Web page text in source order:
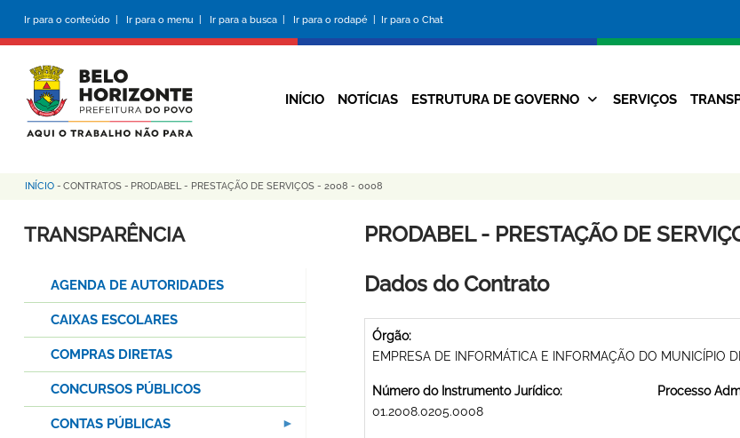
conteúdo
principal
Ir para o conteúdo | Ir para o menu | Ir para a busca | Ir para o rodapé | Ir para o Chat
da
Prefeitura
Navegação
INÍCIO NOTÍCIAS ESTRUTURA DE GOVERNO SERVIÇOS
Trilha
de
INÍCIO - CONTRATOS - PRODABEL - PRESTAÇÃO DE SERVIÇOS - 2008 - 0008
PRODABEL - PRESTAÇÃO DE
Dados do Contrato
Órgão:
EMPRESA DE INFORMÁTICA E INFORMAÇÃO DO MUNICÍPIO
Número do Instrumento Jurídico:
01.2008.0205.0008
Processo
TRANSPARÊNCIA
AGENDA DE AUTORIDADES
CAIXAS ESCOLARES
COMPRAS DIRETAS
CONCURSOS PÚBLICOS
CONTAS PÚBLICAS